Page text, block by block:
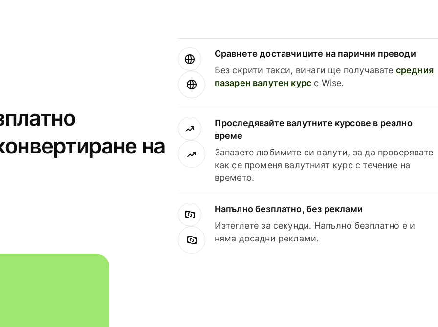
на
Сравнете доставчиците на парични преводи
Без скрити такси, винаги ще получавате средния
пазарен валутен курс с Wise.
Проследявайте валутните курсове в реално
време
Запазете любимите си валути, за да проверявате
как се променя валутният курс с течение на
времето.
Напълно безплатно, без реклами
Изтеглете за секунди. Напълно безплатно е и
няма досадни реклами.